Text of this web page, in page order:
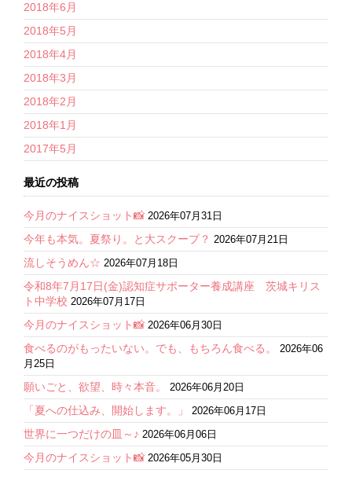
2018年6月
2018年5月
2018年4月
2018年3月
2018年2月
2018年1月
2017年5月
最近の投稿
今月のナイスショット📸 2026年07月31日
今年も本気。夏祭り。と大スクープ？ 2026年07月21日
流しそうめん☆ 2026年07月18日
令和8年7月17日(金)認知症サポーター養成講座 茨城キリス
ト中学校 2026年07月17日
今月のナイスショット📸 2026年06月30日
食べるのがもったいない。でも、もちろん食べる。
2026年06
月25日
願いごと、欲望、時々本音。 2026年06月20日
「夏への仕込み、開始します。」 2026年06月17日
世界に一つだけの皿～♪ 2026年06月06日
今月のナイスショット📸 2026年05月30日